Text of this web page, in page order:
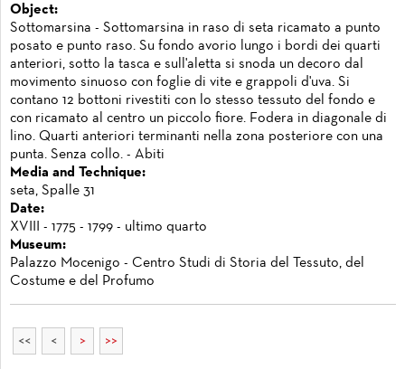
Object:
Sottomarsina - Sottomarsina in raso di seta ricamato a punto
posato e punto raso. Su fondo avorio lungo i bordi dei quarti
anteriori, sotto la tasca e sull'aletta si snoda un decoro dal
movimento sinuoso con foglie di vite e grappoli d'uva. Si
contano 12 bottoni rivestiti con lo stesso tessuto del fondo e
con ricamato al centro un piccolo fiore. Fodera in diagonale di
lino. Quarti anteriori terminanti nella zona posteriore con una
punta. Senza collo. - Abiti
Media and Technique:
seta, Spalle 31
Date:
XVIII - 1775 - 1799 - ultimo quarto
Museum:
Palazzo Mocenigo - Centro Studi di Storia del Tessuto, del
Costume e del Profumo
<< < > >>